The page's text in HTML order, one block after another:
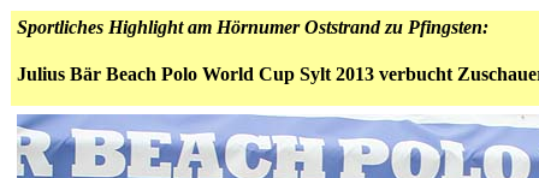
Sportliches Highlight am Hörnumer Oststrand zu Pfingsten:
Julius Bär Beach Polo World Cup Sylt 2013 verbucht Z